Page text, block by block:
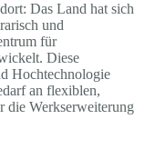
Das Land hat sich
und
für
Diese
Hochtechnologie
an flexiblen,
die Werkserweiterung